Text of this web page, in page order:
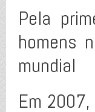
Pela
homens
mundial
Em